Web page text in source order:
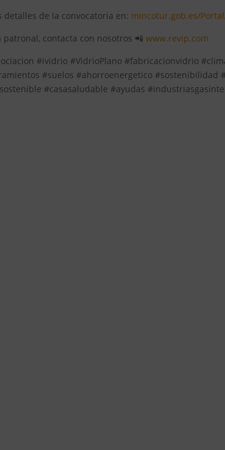
detalles de la convocatoria en: mincotur.gob.es/
patronal, contacta con nosotros 📲www.revip.com
#ividrio #VidrioPlano #fabricacionvidrio
#suelos #ahorroenergetico
#casasaludable #ayudas